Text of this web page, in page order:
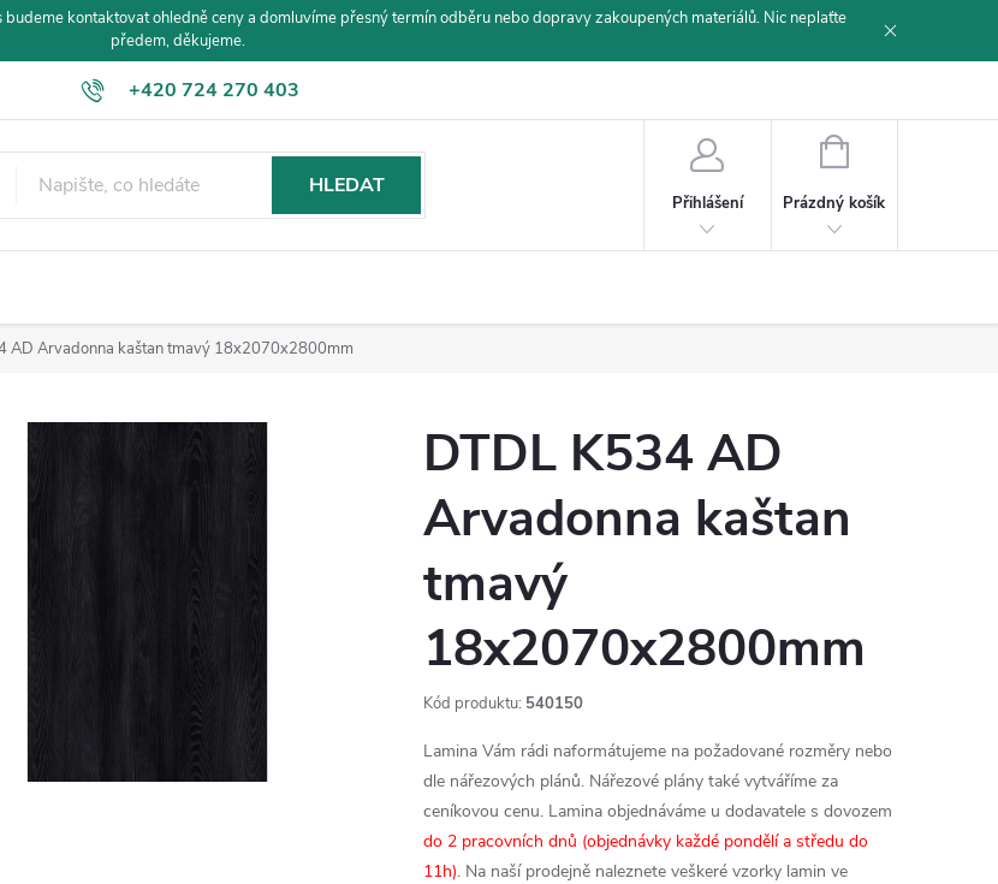
kontaktovat ohledně ceny a domluvíme přesný termín odběru nebo dopravy zakoupených materiálů. Nic neplaťte
předem, děkujeme.
+420 724 270 403
HLEDAT
Přihlášení
NÁKUPNÍ
Prázdný košík
AD Arvadonna kaštan tmavý 18x2070x2800mm
DTDL K534 AD
Arvadonna kaštan
tmavý
18x2070x2800mm
Kód produktu: 540150
Lamina Vám rádi naformátujeme na požadované rozměry nebo
dle nářezových plánů. Nářezové plány také vytváříme za
ceníkovou cenu. Lamina objednáváme u dodavatele s dovozem
do 2 pracovních dnů (objednávky každé pondělí a středu do
11h). Na naší prodejně naleznete veškeré vzorky lamin ve